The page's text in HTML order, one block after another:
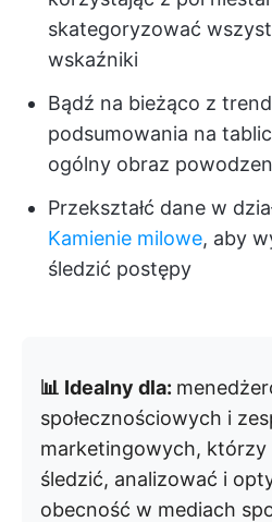
skategoryzować
wskaźniki
Bądź na bieżąco z
podsumowania na
ogólny obraz
Przekształć dane w
Kamienie milowe, aby
śledzić postępy
📊 Idealny dla:
społecznościowych i
marketingowych,
śledzić, analizować i
obecność w mediach